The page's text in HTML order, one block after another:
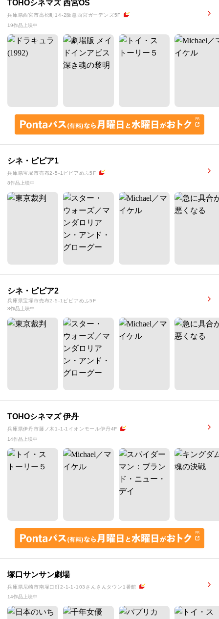
TOHOシネマズ 西宮OS
兵庫県西宮市高松町14-2阪急西宮ガーデンズ5F
19作品上映中
シネ・ピピア1
兵庫県宝塚市売布2-5-1ピピアめふ5F
8作品上映中
シネ・ピピア2
兵庫県宝塚市売布2-5-1ピピアめふ5F
8作品上映中
TOHOシネマズ 伊丹
兵庫県伊丹市藤ノ木1-1-1イオンモール伊丹4F
14作品上映中
塚口サンサン劇場
兵庫県尼崎市南塚口町2-1-1-103さんさんタウン1番館
14作品上映中